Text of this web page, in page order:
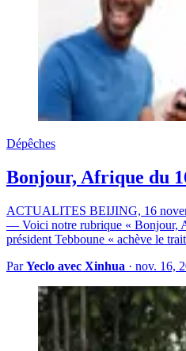
Dépêches
Bonjour, Afrique du
ACTUALITES BEIJING, 16
— Voici notre rubrique « Bonjour,
président Tebboune « achève le
ParYeclo avec Xinhua · nov. 16,